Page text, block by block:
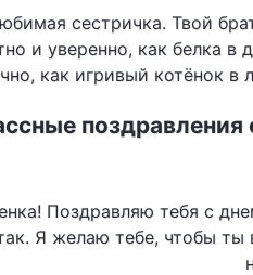
сестричка. Твой
и уверенно, как белка в
как игривый котёнок в
поздравления
Поздравляю тебя с
Я желаю тебе, чтобы ты